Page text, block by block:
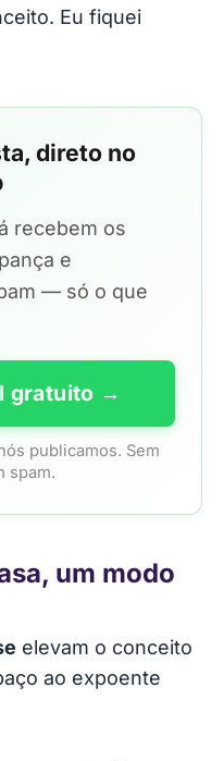
Eu fiquei
direto no
recebem os
e
— só o que
gratuito →
publicamos. Sem
spam.
um modo
elevam o conceito
ao expoente